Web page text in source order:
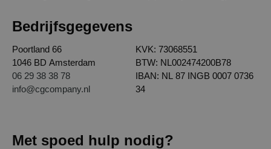
Bedrijfsgegevens
Poortland 66
1046 BD Amsterdam
06 29 38 38 78
info@cgcompany.nl
KVK: 73068551
BTW: NL002474200B78
IBAN: NL 87 INGB 0007 0736
34
Met spoed hulp nodig?